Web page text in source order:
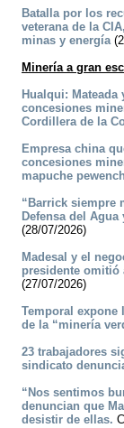
Batalla por los
veterana de la
minas y energía
Minería a gran
Hualqui:
concesiones
Cordillera de la
Empresa china
concesiones
mapuche
“Barrick siempre
Defensa del
(28/07/2026)
Madesal y el
presidente omitió
(27/07/2026)
Temporal expone
de la “minería
23 trabajadores
sindicato
“Nos sentimos
denuncian que
desistir de ellas.